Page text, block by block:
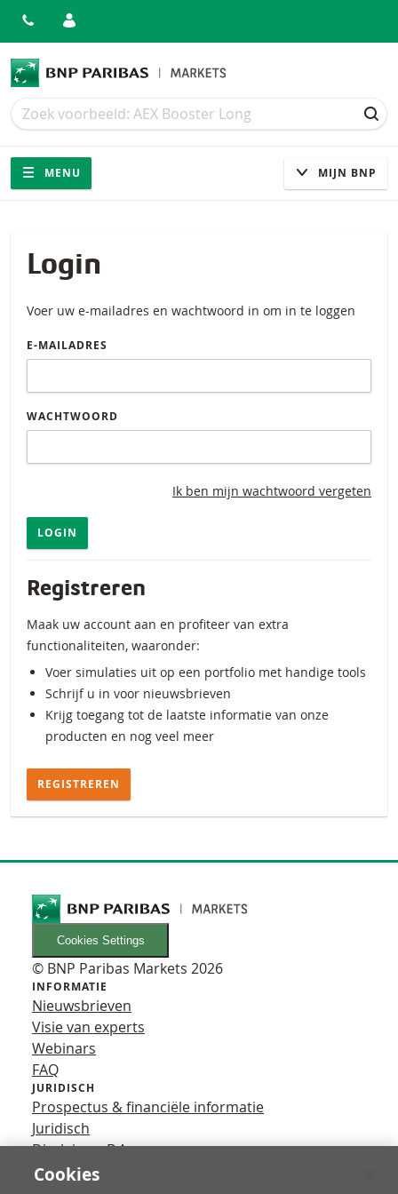
Zoek
Zoek
Navigatie
Site navigatie
MENU MIJN BNP
Login
Voer uw e-mailadres en wachtwoord in om in te loggen
E-MAILADRES
WACHTWOORD
Ik ben mijn wachtwoord vergeten
LOGIN
Registreren
Maak uw account aan en profiteer van extra
functionaliteiten, waaronder:
Voer simulaties uit op een portfolio met handige tools
Schrijf u in voor nieuwsbrieven
Krijg toegang tot de laatste informatie van onze
producten en nog veel meer
REGISTREREN
Cookies Settings
© BNP Paribas Markets 2026
INFORMATIE
Nieuwsbrieven
Visie van experts
Webinars
FAQ
JURIDISCH
Prospectus & financiële informatie
Juridisch
Disclaimer B.A.
Privacy
Cookies